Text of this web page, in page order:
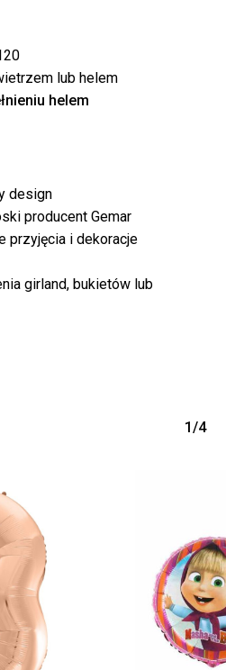
w
lub helem
helem
design
producent Gemar
przyjęcia i dekoracje
girland, bukietów lub
1/4